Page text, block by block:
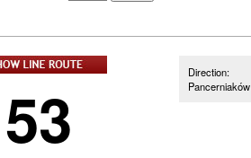
Direction:
Pancerniaków